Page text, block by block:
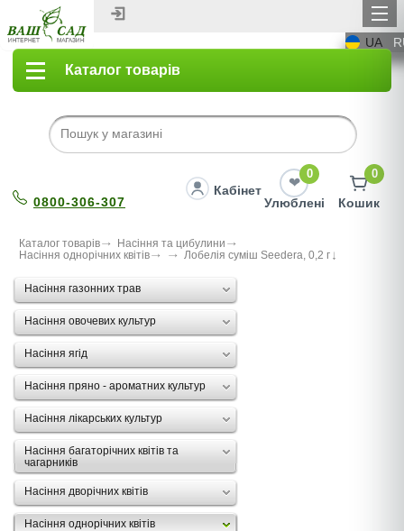
UA
Каталог товарів
0800-306-307
Кабінет
0
Улюблені
0
Кошик
Каталог товарів
Насіння та цибулини
Насіння однорічних квітів
Лобелія суміш Seedera, 0,2 г
Насіння газонних трав
Насіння овочевих культур
Насіння ягід
Насіння пряно - ароматних культур
Насіння лікарських культур
Насіння багаторічних квітів та
чагарників
Насіння дворічних квітів
Насіння однорічних квітів